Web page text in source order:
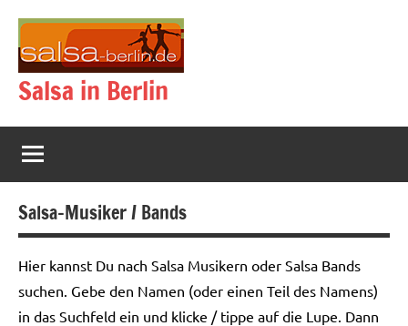
springen
Salsa in Berlin
Salsa-Musiker / Bands
Hier kannst Du nach Salsa Musikern oder Salsa Bands
suchen. Gebe den Namen (oder einen Teil des Namens)
in das Suchfeld ein und klicke / tippe auf die Lupe. Dann